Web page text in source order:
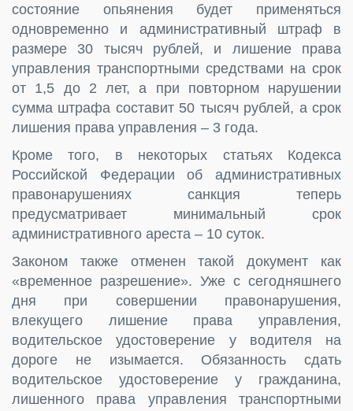
состояние опьянения будет применяться
одновременно и административный штраф в
размере 30 тысяч рублей, и лишение права
управления транспортными средствами на срок
от 1,5 до 2 лет, а при повторном нарушении
сумма штрафа составит 50 тысяч рублей, а срок
лишения права управления – 3 года.
Кроме того, в некоторых статьях Кодекса
Российской Федерации об административных
правонарушениях санкция теперь
предусматривает минимальный срок
административного ареста – 10 суток.
Законом также отменен такой документ как
«временное разрешение». Уже с сегодняшнего
дня при совершении правонарушения,
влекущего лишение права управления,
водительское удостоверение у водителя на
дороге не изымается. Обязанность сдать
водительское удостоверение у гражданина,
лишенного права управления транспортными